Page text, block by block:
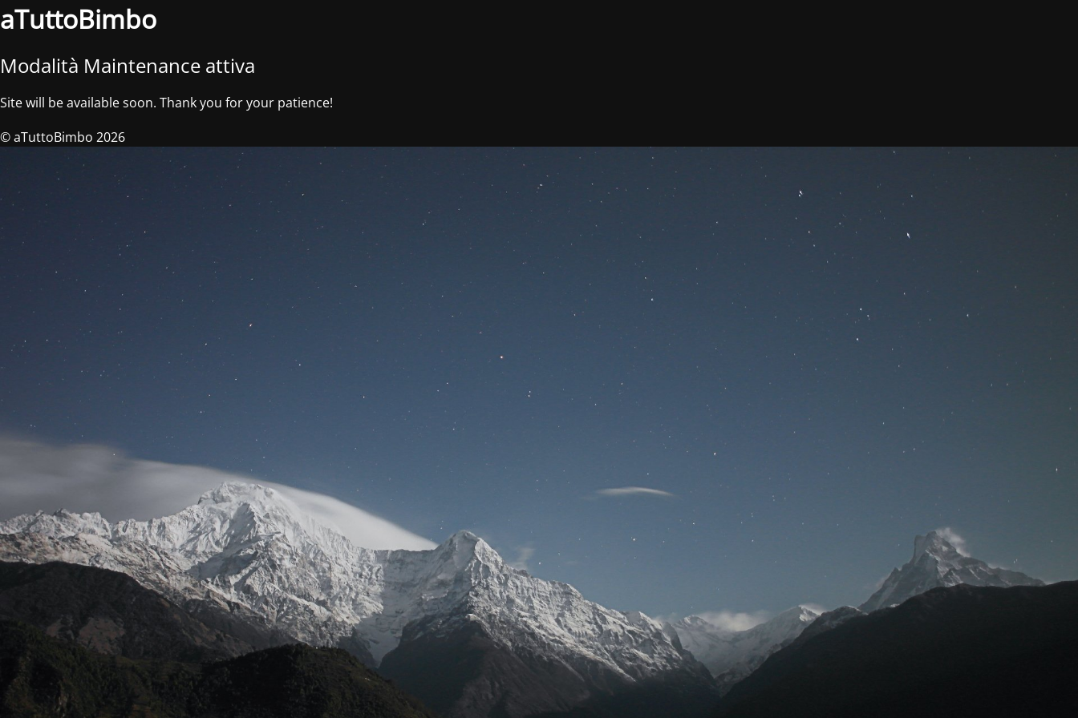
aTuttoBimbo
Modalità Maintenance attiva
Site will be available soon. Thank you for your patience!
© aTuttoBimbo 2026